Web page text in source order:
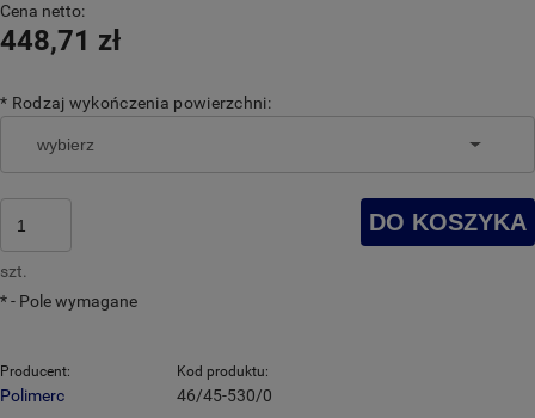
Cena netto:
448,71 zł
* Rodzaj wykończenia powierzchni:
szt.
DO KOSZYKA
*- Pole wymagane
Producent:
Polimerc
Kod produktu:
46/45-530/0